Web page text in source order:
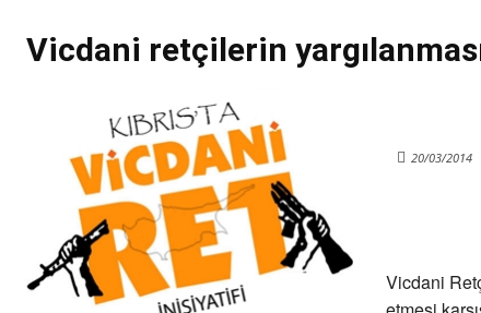
Vicdani retçilerin
20/03/2014
Vicdani